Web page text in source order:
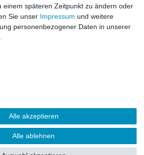
einem späteren Zeitpunkt zu ändern oder
Sie unser Impressum und weitere
personenbezogener Daten in unserer
Alle akzeptieren
Alle ablehnen